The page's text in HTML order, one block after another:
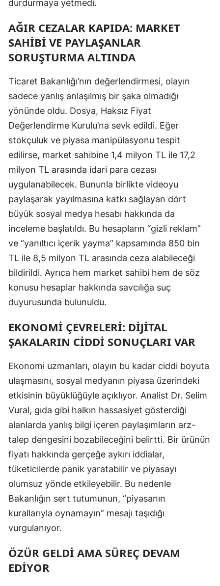
Sivas
Tekirdağ
Tokat
Trabzon
Tunceli
Uşak
Van
Yozgat
Zonguldak
Aksaray
Kırıkkale
Şırnak
Bartın
Iğdır
Yalova
Karabük
Kilis
Osmaniye
durdurmaya yetmedi.
AĞIR CEZALAR KAPIDA: MARKET
SAHIBI VE PAYLAŞANLAR
SORUŞTURMA ALTINDA
Ticaret Bakanlığı’nın değerlendirmesi, olayın
sadece yanlış anlaşılmış bir şaka olmadığı
yönünde oldu. Dosya, Haksız Fiyat
Değerlendirme Kurulu’na sevk edildi. Eğer
stokçuluk ve piyasa manipülasyonu tespit
edilirse, market sahibine 1,4 milyon TL ile 17,2
milyon TL arasında idari para cezası
uygulanabilecek. Bununla birlikte videoyu
paylaşarak yayılmasına katkı sağlayan dört
büyük sosyal medya hesabı hakkında da
inceleme başlatıldı. Bu hesapların “gizli reklam”
ve “yanıltıcı içerik yayma” kapsamında 850 bin
TL ile 8,5 milyon TL arasında ceza alabileceği
bildirildi. Ayrıca hem market sahibi hem de söz
konusu hesaplar hakkında savcılığa suç
duyurusunda bulunuldu.
EKONOMI ÇEVRELERI: DIJITAL
ŞAKALARIN CIDDI SONUÇLARI VAR
Ekonomi uzmanları, olayın bu kadar ciddi boyuta
ulaşmasını, sosyal medyanın piyasa üzerindeki
etkisinin büyüklüğüyle açıklıyor. Analist Dr. Selim
Vural, gıda gibi halkın hassasiyet gösterdiği
alanlarda yanlış bilgi içeren paylaşımların arz-
talep dengesini bozabileceğini belirtti. Bir ürünün
fiyatı hakkında gerçeğe aykırı iddialar,
tüketicilerde panik yaratabilir ve piyasayı
olumsuz yönde etkileyebilir. Bu nedenle
Bakanlığın sert tutumunun, “piyasanın
kurallarıyla oynamayın” mesajı taşıdığı
vurgulanıyor.
ÖZÜR GELDI AMA SÜREÇ DEVAM
EDIYOR